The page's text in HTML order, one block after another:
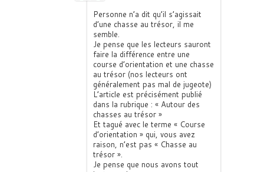
Personne n’a dit qu’il s’agissait
d’une chasse au trésor, il me
semble.
Je pense que les lecteurs sauront
faire la différence entre une
course d’orientation et une chasse
au trésor (nos lecteurs ont
généralement pas mal de jugeote)
L’article est précisément publié
dans la rubrique : « Autour des
chasses au trésor »
Et tagué avec le terme « Course
d’orientation » qui, vous avez
raison, n’est pas « Chasse au
trésor ».
Je pense que nous avons tout